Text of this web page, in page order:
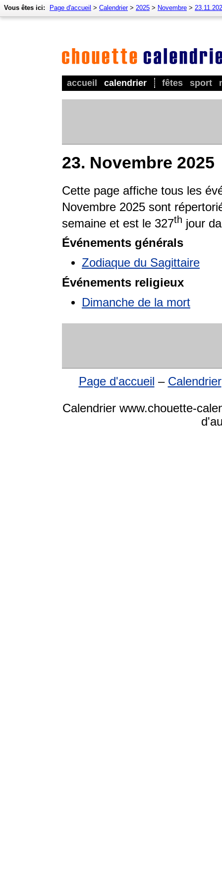
accueil calendrier fêtes sport
Vous êtes ici: Page d'accueil > Calendrier> 2025 > Novembre >
23. Novembre 2025
Cette page affiche tous les
Novembre 2025 sont
semaine et est le 327th jour
Événements générals
Zodiaque du Sagittaire
Événements religieux
Dimanche de la mort
Page d'accueil – Calendrier
Calendrier www.chouette-